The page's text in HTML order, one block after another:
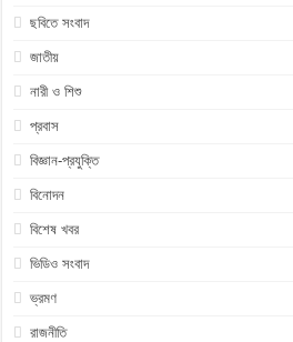
ছবিতে সংবাদ
জাতীয়
নারী ও শিশু
প্রবাস
বিজ্ঞান-প্রযুক্তি
বিনোদন
বিশেষ খবর
ভিডিও সংবাদ
ভ্রমণ
রাজনীতি